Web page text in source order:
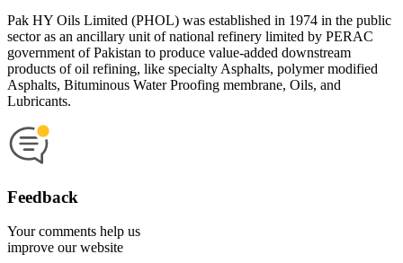
Pak HY Oils Limited (PHOL) was established in 1974 in the public
sector as an ancillary unit of national refinery limited by PERAC
government of Pakistan to produce value-added downstream
products of oil refining, like specialty Asphalts, polymer modified
Asphalts, Bituminous Water Proofing membrane, Oils, and
Lubricants.
Feedback
Your comments help us
improve our website